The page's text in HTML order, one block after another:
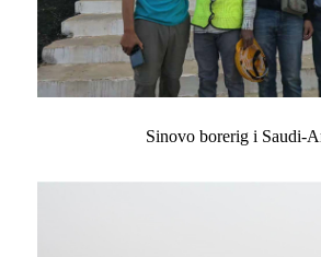
Sinovo borerig i Saudi-